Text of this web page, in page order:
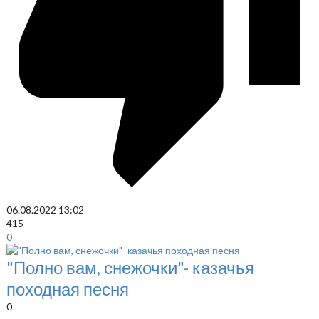
06.08.2022 13:02
415
0
"Полно вам, снежочки"- казачья
походная песня
0